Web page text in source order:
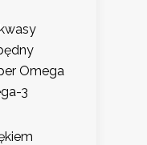
Omega
3